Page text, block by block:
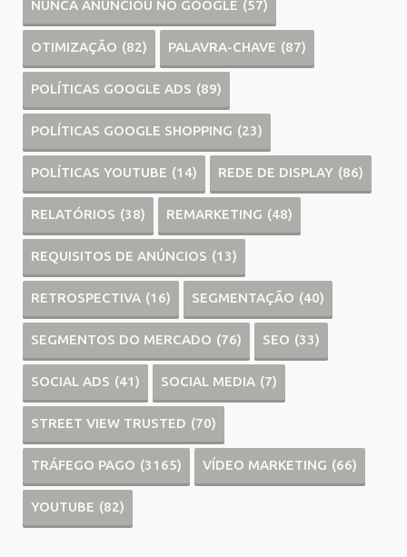
NUNCA ANUNCIOU NO GOOGLE (57)
OTIMIZAÇÃO (82) PALAVRA-CHAVE (87)
POLÍTICAS GOOGLE ADS (89)
POLÍTICAS GOOGLE SHOPPING (23)
POLÍTICAS YOUTUBE (14) REDE DE DISPLAY (86)
RELATÓRIOS (38) REMARKETING (48)
REQUISITOS DE ANÚNCIOS (13)
RETROSPECTIVA (16) SEGMENTAÇÃO (40)
SEGMENTOS DO MERCADO (76) SEO (33)
SOCIAL ADS (41) SOCIAL MEDIA (7)
STREET VIEW TRUSTED (70)
TRÁFEGO PAGO (3165) VÍDEO MARKETING (66)
YOUTUBE (82)